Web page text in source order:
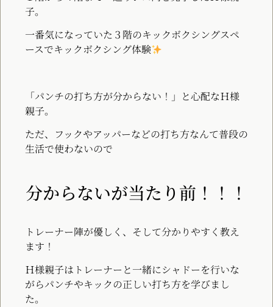
子。
一番気になっていた３階のキックボクシングスペ
ースでキックボクシング体験
「パンチの打ち方が分からない！」と心配なＨ様
親子。
ただ、フックやアッパーなどの打ち方なんて普段の
生活で使わないので
分からないが当たり前！！！
トレーナー陣が優しく、そして分かりやすく教え
ます！
Ｈ様親子はトレーナーと一緒にシャドーを行いな
がらパンチやキックの正しい打ち方を学びまし
た。